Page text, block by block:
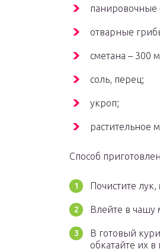
панировочные
отварные
сметана – 300
соль, перец;
укроп;
растительное
Способ
Почистите
Влейте в чашу
В готовый
обкатайте их